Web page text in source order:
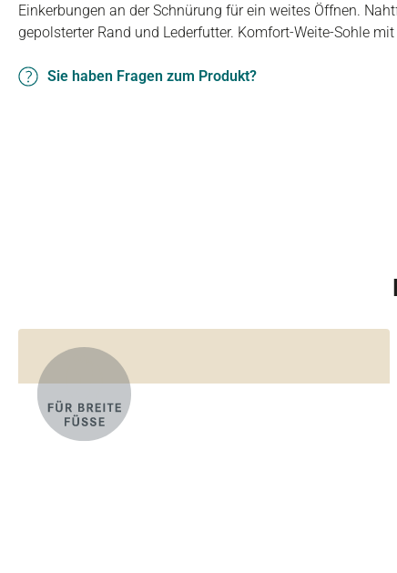
Einkerbungen an der Schnürung für ein weites Öffnen.
gepolsterter Rand und Lederfutter. Komfort-Weite-Sohle
Sie haben Fragen zum Produkt?